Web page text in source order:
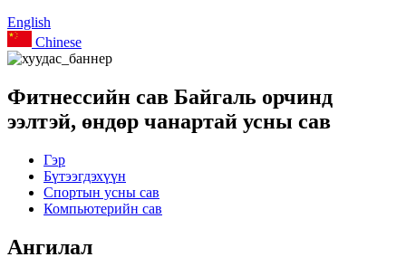
English
Chinese
Фитнессийн сав Байгаль орчинд
ээлтэй, өндөр чанартай усны сав
Гэр
Бүтээгдэхүүн
Спортын усны сав
Компьютерийн сав
Ангилал